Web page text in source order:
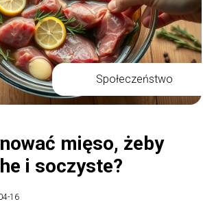
Społeczeństwo
mięso, żeby
i soczyste?
16